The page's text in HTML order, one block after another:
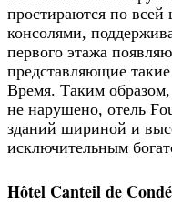
простираются по
консолями,
первого этажа
представляющие
Время. Таким
не нарушено, отель
зданий шириной и
исключительным
Hôtel Canteil de Condé